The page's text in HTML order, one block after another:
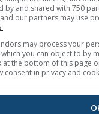
by and shared with 750
our partners may use
may process your
you can object to by
at the bottom of this page
consent in privacy and